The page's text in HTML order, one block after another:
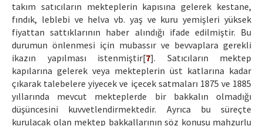
takım satıcıların mekteplerin kapısına gelerek kestane,
fındık, leblebi ve helva vb. yaş ve kuru yemişleri yüksek
fiyattan sattıklarının haber alındığı ifade edilmiştir. Bu
durumun önlenmesi için mubassır ve bevvaplara gerekli
ikazın yapılması istenmiştir[7]. Satıcıların mektep
kapılarına gelerek veya mekteplerin üst katlarına kadar
çıkarak talebelere yiyecek ve içecek satmaları 1875 ve 1885
yıllarında mevcut mekteplerde bir bakkalın olmadığı
düşüncesini kuvvetlendirmektedir. Ayrıca bu süreçte
kurulacak olan mektep bakkallarının söz konusu mahzurlu